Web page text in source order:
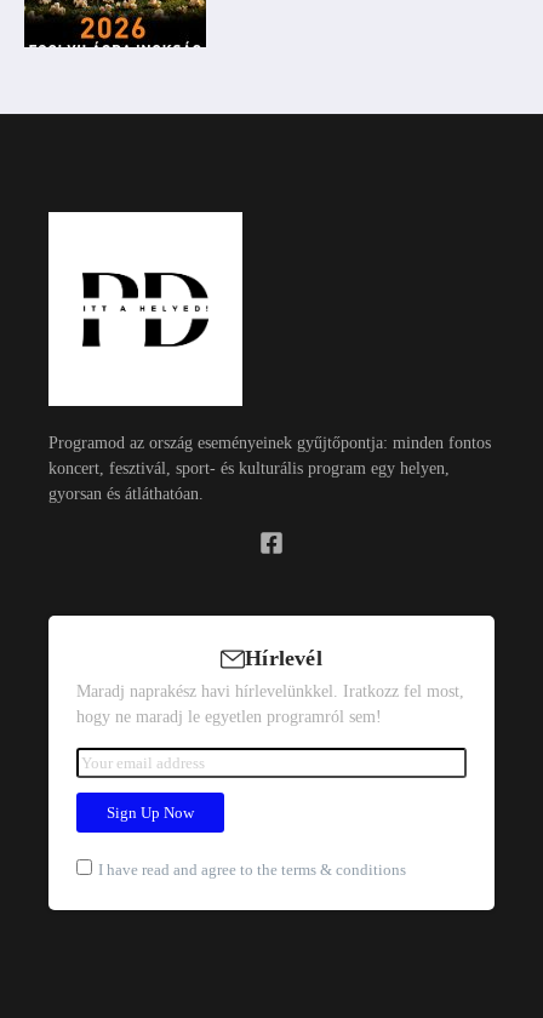
Programod az ország eseményeinek gyűjtőpontja: minden fontos
koncert, fesztivál, sport- és kulturális program egy helyen,
gyorsan és átláthatóan.
Hírlevél
Maradj naprakész havi hírlevelünkkel. Iratkozz fel most,
hogy ne maradj le egyetlen programról sem!
I have read and agree to the terms & conditions